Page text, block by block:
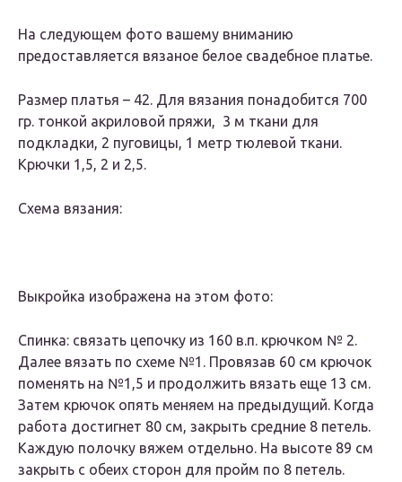
На следующем фото вашему вниманию
предоставляется вязаное белое свадебное платье.
Размер платья – 42. Для вязания понадобится 700
гр. тонкой акриловой пряжи, 3 м ткани для
подкладки, 2 пуговицы, 1 метр тюлевой ткани.
Крючки 1,5, 2 и 2,5.
Схема вязания:
Выкройка изображена на этом фото:
Спинка: связать цепочку из 160 в.п. крючком № 2.
Далее вязать по схеме №1. Провязав 60 см крючок
поменять на №1,5 и продолжить вязать еще 13 см.
Затем крючок опять меняем на предыдущий. Когда
работа достигнет 80 см, закрыть средние 8 петель.
Каждую полочку вяжем отдельно. На высоте 89 см
закрыть с обеих сторон для пройм по 8 петель.